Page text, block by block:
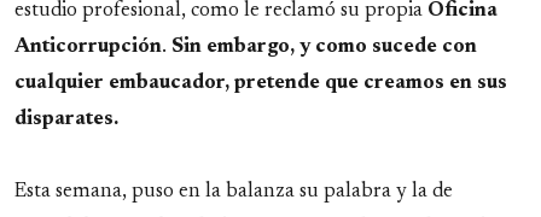
estudio profesional, como le reclamó su propia Oficina
Anticorrupción. Sin embargo, y como sucede con
cualquier embaucador, pretende que creamos en sus
disparates.
Esta semana, puso en la balanza su palabra y la de